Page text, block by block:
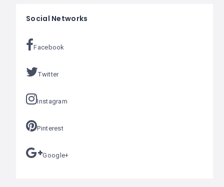
Social Networks
Facebook
Twitter
Instagram
Pinterest
Google+